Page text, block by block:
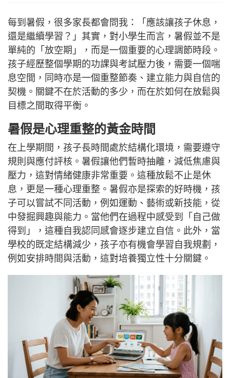
每到暑假，很多家長都會問我：「應該讓孩子休息，
還是繼續學習？」其實，對小學生而言，暑假並不是
單純的「放空期」，而是一個重要的心理調節時段。
孩子經歷整個學期的功課與考試壓力後，需要一個喘
息空間，同時亦是一個重整節奏、建立能力與自信的
契機。關鍵不在於活動的多少，而在於如何在放鬆與
目標之間取得平衡。
暑假是心理重整的黃金時間
在上學期間，孩子長時間處於結構化環境，需要遵守
規則與應付評核。暑假讓他們暫時抽離，減低焦慮與
壓力，這對情緒健康非常重要。這種放鬆不止是休
息，更是一種心理重整。暑假亦是探索的好時機，孩
子可以嘗試不同活動，例如運動、藝術或新技能，從
中發掘興趣與能力。當他們在過程中感受到「自己做
得到」，這種自我認同感會逐步建立自信。此外，當
學校的既定結構減少，孩子亦有機會學習自我規劃，
例如安排時間與活動，這對培養獨立性十分關鍵。